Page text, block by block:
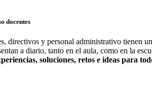
docentes
directivos y personal administrativo tienen
a diario, tanto en el aula, como en la
soluciones, retos e ideas para